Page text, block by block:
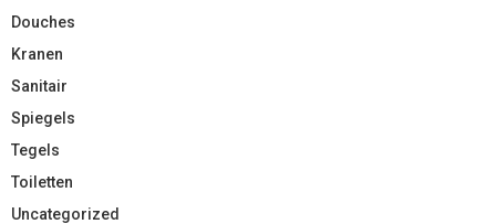
Douches
Kranen
Sanitair
Spiegels
Tegels
Toiletten
Uncategorized